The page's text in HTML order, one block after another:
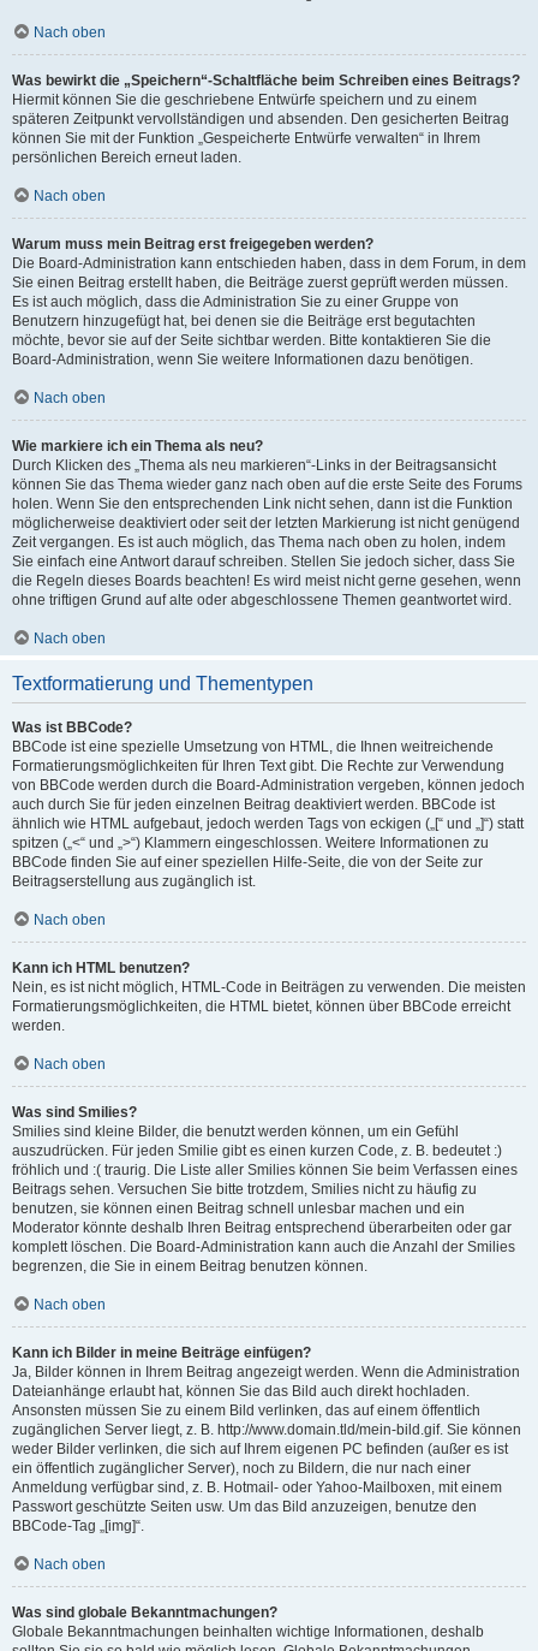
Nach oben
Was bewirkt die „Speichern“-Schaltfläche beim Schreiben eines Beitrags?
Hiermit können Sie die geschriebene Entwürfe speichern und zu einem
späteren Zeitpunkt vervollständigen und absenden. Den gesicherten Beitrag
können Sie mit der Funktion „Gespeicherte Entwürfe verwalten“ in Ihrem
persönlichen Bereich erneut laden.
Nach oben
Warum muss mein Beitrag erst freigegeben werden?
Die Board-Administration kann entschieden haben, dass in dem Forum, in dem
Sie einen Beitrag erstellt haben, die Beiträge zuerst geprüft werden müssen.
Es ist auch möglich, dass die Administration Sie zu einer Gruppe von
Benutzern hinzugefügt hat, bei denen sie die Beiträge erst begutachten
möchte, bevor sie auf der Seite sichtbar werden. Bitte kontaktieren Sie die
Board-Administration, wenn Sie weitere Informationen dazu benötigen.
Nach oben
Wie markiere ich ein Thema als neu?
Durch Klicken des „Thema als neu markieren“-Links in der Beitragsansicht
können Sie das Thema wieder ganz nach oben auf die erste Seite des Forums
holen. Wenn Sie den entsprechenden Link nicht sehen, dann ist die Funktion
möglicherweise deaktiviert oder seit der letzten Markierung ist nicht genügend
Zeit vergangen. Es ist auch möglich, das Thema nach oben zu holen, indem
Sie einfach eine Antwort darauf schreiben. Stellen Sie jedoch sicher, dass Sie
die Regeln dieses Boards beachten! Es wird meist nicht gerne gesehen, wenn
ohne triftigen Grund auf alte oder abgeschlossene Themen geantwortet wird.
Nach oben
Textformatierung und Thementypen
Was ist BBCode?
BBCode ist eine spezielle Umsetzung von HTML, die Ihnen weitreichende
Formatierungsmöglichkeiten für Ihren Text gibt. Die Rechte zur Verwendung
von BBCode werden durch die Board-Administration vergeben, können jedoch
auch durch Sie für jeden einzelnen Beitrag deaktiviert werden. BBCode ist
ähnlich wie HTML aufgebaut, jedoch werden Tags von eckigen („[“ und „]“) statt
spitzen („<“ und „>“) Klammern eingeschlossen. Weitere Informationen zu
BBCode finden Sie auf einer speziellen Hilfe-Seite, die von der Seite zur
Beitragserstellung aus zugänglich ist.
Nach oben
Kann ich HTML benutzen?
Nein, es ist nicht möglich, HTML-Code in Beiträgen zu verwenden. Die meisten
Formatierungsmöglichkeiten, die HTML bietet, können über BBCode erreicht
werden.
Nach oben
Was sind Smilies?
Smilies sind kleine Bilder, die benutzt werden können, um ein Gefühl
auszudrücken. Für jeden Smilie gibt es einen kurzen Code, z. B. bedeutet :)
fröhlich und :( traurig. Die Liste aller Smilies können Sie beim Verfassen eines
Beitrags sehen. Versuchen Sie bitte trotzdem, Smilies nicht zu häufig zu
benutzen, sie können einen Beitrag schnell unlesbar machen und ein
Moderator könnte deshalb Ihren Beitrag entsprechend überarbeiten oder gar
komplett löschen. Die Board-Administration kann auch die Anzahl der Smilies
begrenzen, die Sie in einem Beitrag benutzen können.
Nach oben
Kann ich Bilder in meine Beiträge einfügen?
Ja, Bilder können in Ihrem Beitrag angezeigt werden. Wenn die Administration
Dateianhänge erlaubt hat, können Sie das Bild auch direkt hochladen.
Ansonsten müssen Sie zu einem Bild verlinken, das auf einem öffentlich
zugänglichen Server liegt, z. B. http://www.domain.tld/mein-bild.gif. Sie können
weder Bilder verlinken, die sich auf Ihrem eigenen PC befinden (außer es ist
ein öffentlich zugänglicher Server), noch zu Bildern, die nur nach einer
Anmeldung verfügbar sind, z. B. Hotmail- oder Yahoo-Mailboxen, mit einem
Passwort geschützte Seiten usw. Um das Bild anzuzeigen, benutze den
BBCode-Tag „[img]“.
Nach oben
Was sind globale Bekanntmachungen?
Globale Bekanntmachungen beinhalten wichtige Informationen, deshalb